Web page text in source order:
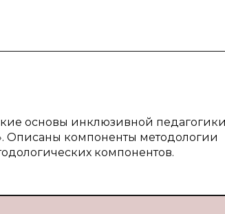
основы инклюзивной
Описаны компоненты методологии
компонентов.